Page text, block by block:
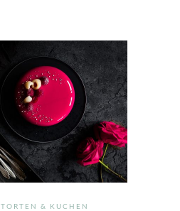
TORTEN & KUCHEN